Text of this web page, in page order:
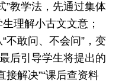
”教学法，先通过集体
理解小古文文意；
不敢问、不会问”，变
后引导学生将提出的
接解决”“课后查资料